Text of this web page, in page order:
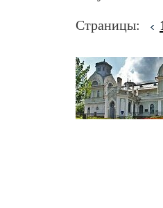
Страницы: